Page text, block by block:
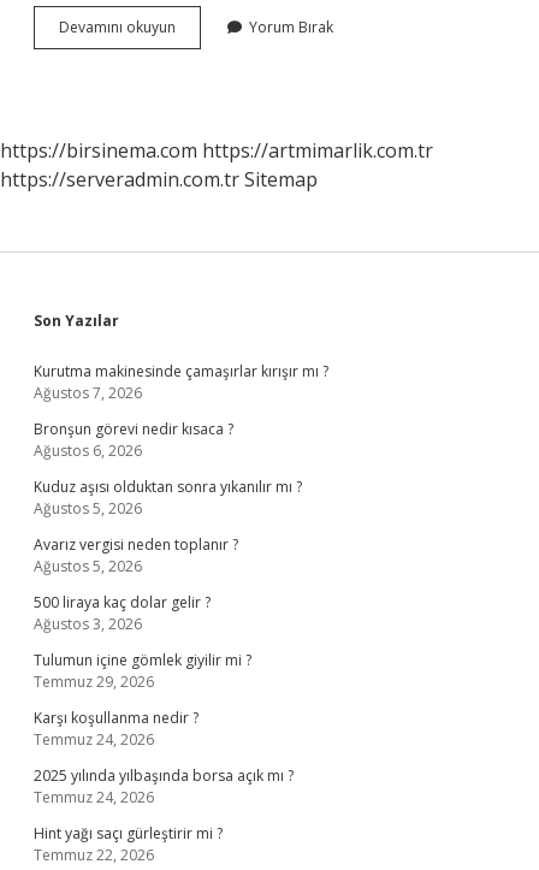
Devamını okuyun
Garanti
Yorum Bırak
https://birsinema.com https://artmimarlik.com.tr
https://serveradmin.com.trSitemap
Sidebar
Son Yazılar
Kurutma makinesinde çamaşırlar kırışır mı ?
Ağustos 7, 2026
Bronşun görevi nedir kısaca ?
Ağustos 6, 2026
Kuduz aşısı olduktan sonra yıkanılır mı ?
Ağustos 5, 2026
Avarız vergisi neden toplanır ?
Ağustos 5, 2026
500 liraya kaç dolar gelir ?
Ağustos 3, 2026
Tulumun içine gömlek giyilir mi ?
Temmuz 29, 2026
Karşı koşullanma nedir ?
Temmuz 24, 2026
2025 yılında yılbaşında borsa açık mı ?
Temmuz 24, 2026
Hint yağı saçı gürleştirir mi ?
Temmuz 22, 2026